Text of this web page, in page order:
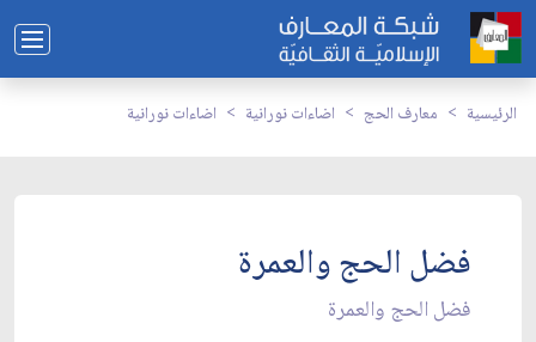
الرئيسية معارف الحج اضاءات نورانية اضاءات نورانية
فضل الحج والعمرة
فضل الحج والعمرة